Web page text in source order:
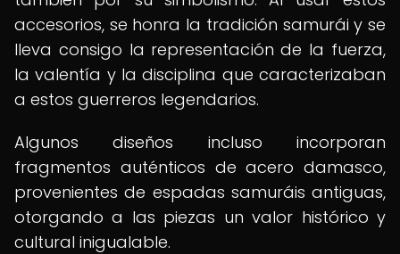
accesorios, se honra la tradición samurái y se
lleva consigo la representación de la fuerza,
la valentía y la disciplina que caracterizaban
a estos guerreros legendarios.
Algunos diseños incluso incorporan
fragmentos auténticos de acero damasco,
provenientes de espadas samuráis antiguas,
otorgando a las piezas un valor histórico y
cultural inigualable.